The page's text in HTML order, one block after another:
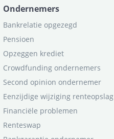
Ondernemers
Bankrelatie opgezegd
Pensioen
Opzeggen krediet
Crowdfunding ondernemers
Second opinion ondernemer
Eenzijdige wijziging renteopslag
Financiële problemen
Renteswap